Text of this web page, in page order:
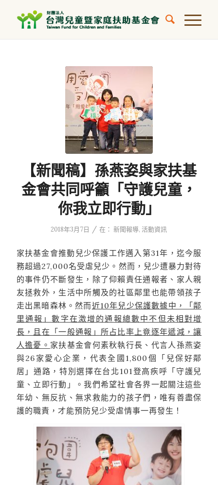
【新聞稿】孫燕姿與家扶基
金會共同呼籲「守護兒童，
你我立即行動」
2018年3月7日 / 在：新聞報導, 活動資訊
家扶基金會推動兒少保護工作邁入第31年，迄今服
務超過27,000名受虐兒少。然而，兒少遭暴力對待
的事件仍不斷發生，除了仰賴責任通報者、家人親
友拯救外，生活中所觸及的社區鄰里也能帶領孩子
走出黑暗森林。然而近10年兒少保護數據中，「鄰
里通報」數字在激增的通報總數中不但未相對增
長，且在「一般通報」所占比率上竟逐年遞減，讓
人擔憂。 家扶基金會何素秋執行長、代言人孫燕姿
與26家愛心企業，代表全國1,800個「兒保好鄰
居」通路，特別選擇在台北101登高疾呼「守護兒
童、立即行動」。我們希望社會各界一起關注這些
年幼、無反抗、無求救能力的孩子們，唯有善盡保
護的職責，才能預防兒少受虐情事一再發生！